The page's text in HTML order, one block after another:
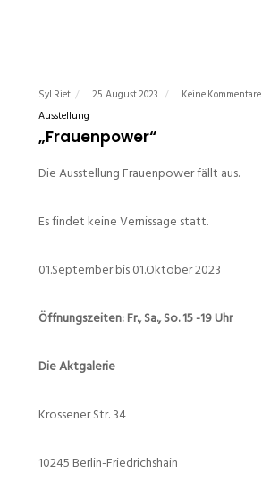
Syl Riet 25. August 2023
Keine Kommentare
Ausstellung
„Frauenpower“
Die Ausstellung Frauenpower fällt aus.
Es findet keine Vernissage statt.
01.September bis 01.Oktober 2023
Öffnungszeiten: Fr., Sa., So. 15 -19 Uhr
Die Aktgalerie
Krossener Str. 34
10245 Berlin-Friedrichshain